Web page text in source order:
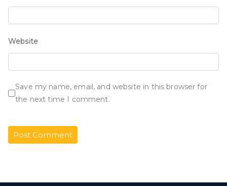
Website
Save my name, email, and website in this browser for
the next time I comment.